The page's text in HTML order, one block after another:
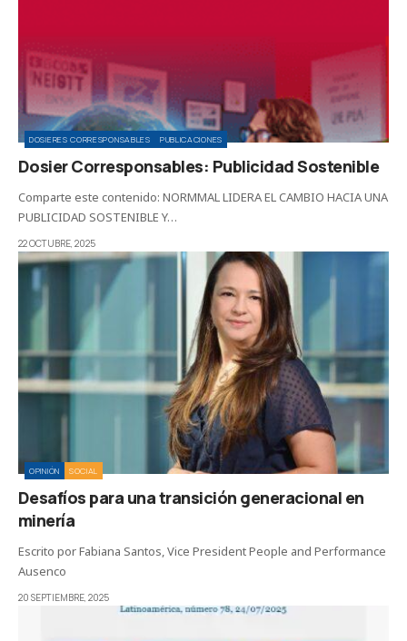
DOSIERES CORRESPONSABLES PUBLICACIONES
Dosier Corresponsables: Publicidad Sostenible
Comparte este contenido: NORMMAL LIDERA EL CAMBIO HACIA UNA
PUBLICIDAD SOSTENIBLE Y…
22 OCTUBRE, 2025
OPINIÓN SOCIAL
Desafíos para una transición generacional en
minería
Escrito por Fabiana Santos, Vice President People and Performance
Ausenco
20 SEPTIEMBRE, 2025